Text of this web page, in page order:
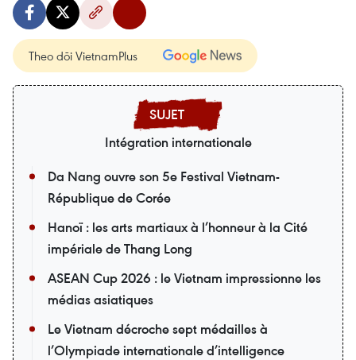
Theo dõi VietnamPlus
Intégration internationale
Da Nang ouvre son 5e Festival Vietnam-
République de Corée
Hanoï : les arts martiaux à l’honneur à la Cité
impériale de Thang Long
ASEAN Cup 2026 : le Vietnam impressionne les
médias asiatiques
Le Vietnam décroche sept médailles à
l’Olympiade internationale d’intelligence